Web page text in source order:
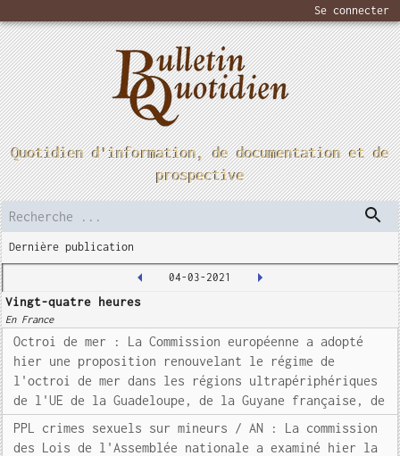
Se connecter
Quotidien d'information, de documentation et de
prospective
Dernière publication
04-03-2021
Vingt-quatre heures
En France
Octroi de mer : La Commission européenne a adopté
hier une proposition renouvelant le régime de
l'octroi de mer dans les régions ultrapériphériques
de l'UE de la Guadeloupe, de la Guyane française, de
PPL crimes sexuels sur mineurs / AN : La commission
des Lois de l'Assemblée nationale a examiné hier la